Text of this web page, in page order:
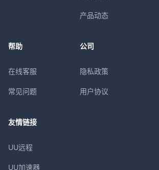
产品动态
帮助
在线客服
常见问题
公司
隐私政策
用户协议
友情链接
UU远程
UU加速器